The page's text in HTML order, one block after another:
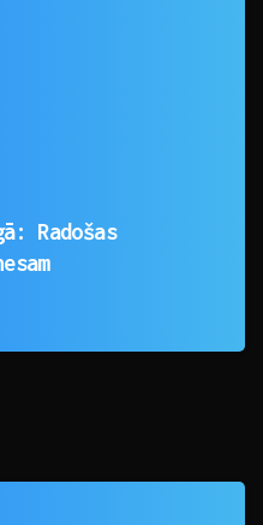
Radošas